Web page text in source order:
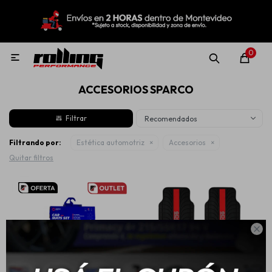

0

ACCESORIOS SPARCO
Recomendados
Filtrando por: Estética automotriz
Accesorios
Quitar filtros
MI CUENTA
Nuevo! Rolling Repuestos
Llantas
Lubricantes